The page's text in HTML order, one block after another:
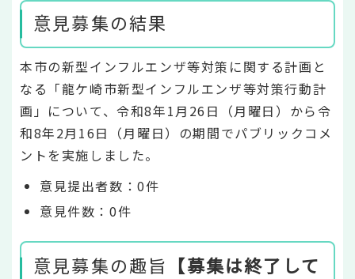
意見募集の結果
本市の新型インフルエンザ等対策に関する計画と
なる「龍ケ崎市新型インフルエンザ等対策行動計
画」について、令和8年1月26日（月曜日）から令
和8年2月16日（月曜日）の期間でパブリックコメ
ントを実施しました。
意見提出者数：0件
意見件数：0件
意見募集の趣旨 【募集は終了して